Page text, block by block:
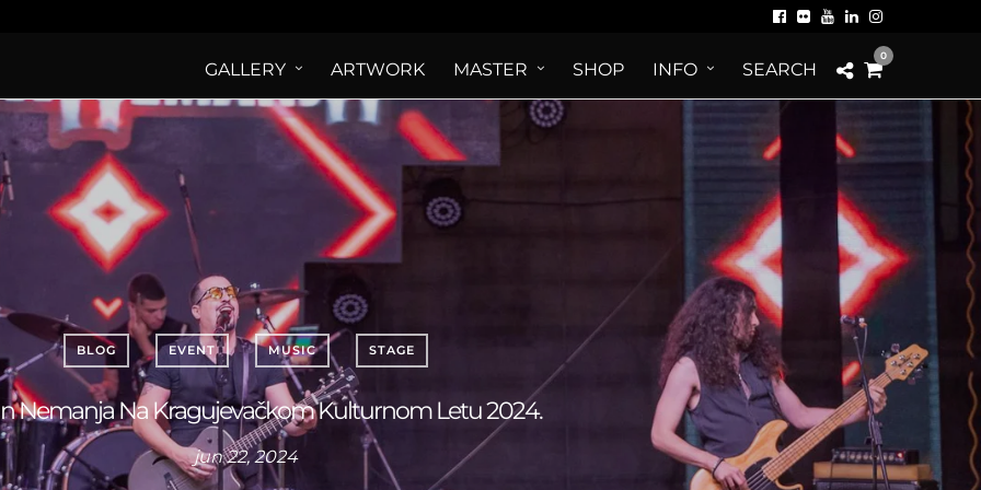
GALLERY ARTWORK MASTER SHOP INFO SEARCH
0
BLOG EVENT MUSIC STAGE
Nemanja Na Kragujevačkom Kulturnom Letu 2024.
jun 22, 2024